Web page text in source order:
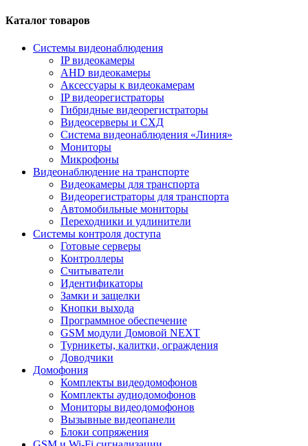
Каталог товаров
Системы видеонаблюдения
IP видеокамеры
AHD видеокамеры
Аксессуары к видеокамерам
IP видеорегистраторы
Гибридные видеорегистраторы
Видеосерверы и СХД
Система видеонаблюдения «Линия»
Мониторы
Микрофоны
Видеонаблюдение на транспорте
Видеокамеры для транспорта
Видеорегистраторы для транспорта
Автомобильные мониторы
Переходники и удлинители
Системы контроля доступа
Готовые серверы
Контроллеры
Считыватели
Идентификаторы
Замки и защелки
Кнопки выхода
Программное обеспечение
GSM модули Домовой NEXT
Турникеты, калитки, ограждения
Доводчики
Домофония
Комплекты видеодомофонов
Комплекты аудиодомофонов
Мониторы видеодомофонов
Вызывные видеопанели
Блоки сопряжения